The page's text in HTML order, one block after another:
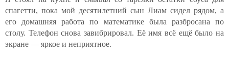
спагетти, пока мой десятилетний сын Лиам сидел рядом, а
его домашняя работа по математике была разбросана по
столу. Телефон снова завибрировал. Её имя всё ещё было на
экране — яркое и неприятное.